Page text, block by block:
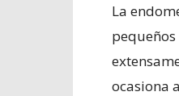
La
ocasiona